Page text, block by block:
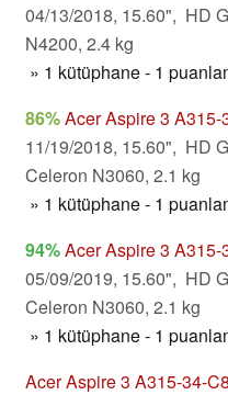
04/13/2018, 15.60", HD
N4200, 2.4 kg
» 1 kütüphane - 1
86%Acer Aspire 3 A315-
11/19/2018, 15.60", HD
Celeron N3060, 2.1 kg
» 1 kütüphane - 1
94%Acer Aspire 3 A315-
05/09/2019, 15.60", HD
Celeron N3060, 2.1 kg
» 1 kütüphane - 1
Acer Aspire 3 A315-34-